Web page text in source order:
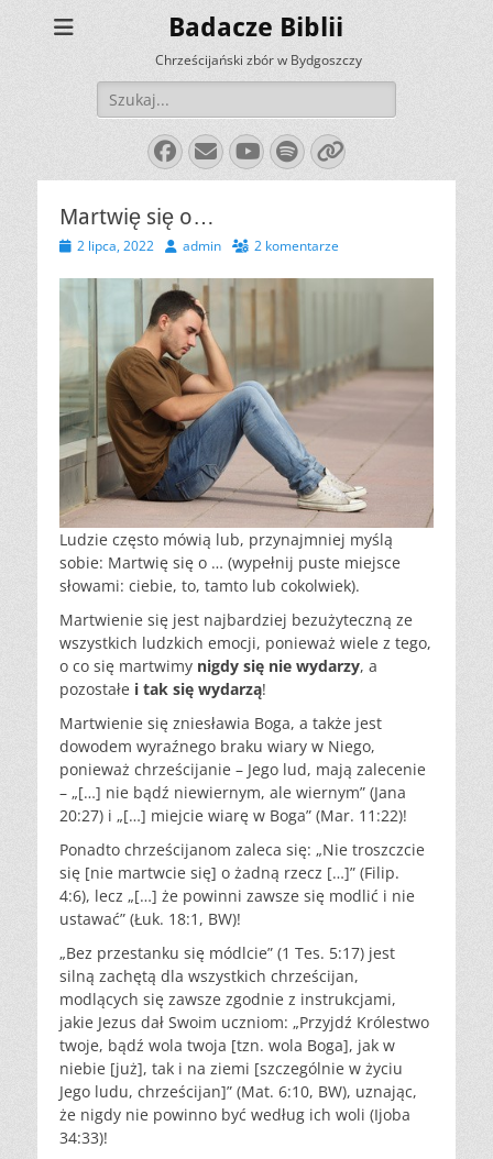
Badacze Biblii
Chrześcijański zbór w Bydgoszczy
Szukaj:
Facebook
E-
mail
YouTube
Spotify
Link
Martwię się o…
Opublikowano
2 lipca, 2022 Autoradmin 2 komentarze
Ludzie często mówią lub, przynajmniej myślą
sobie: Martwię się o … (wypełnij puste miejsce
słowami: ciebie, to, tamto lub cokolwiek).
Martwienie się jest najbardziej bezużyteczną ze
wszystkich ludzkich emocji, ponieważ wiele z tego,
o co się martwimy nigdy się nie wydarzy, a
pozostałe i tak się wydarzą!
Martwienie się zniesławia Boga, a także jest
dowodem wyraźnego braku wiary w Niego,
ponieważ chrześcijanie – Jego lud, mają zalecenie
– „[…] nie bądź niewiernym, ale wiernym” (Jana
20:27) i „[…] miejcie wiarę w Boga” (Mar. 11:22)!
Ponadto chrześcijanom zaleca się: „Nie troszczcie
się [nie martwcie się] o żadną rzecz […]” (Filip.
4:6), lecz „[…] że powinni zawsze się modlić i nie
ustawać” (Łuk. 18:1, BW)!
„Bez przestanku się módlcie” (1 Tes. 5:17) jest
silną zachętą dla wszystkich chrześcijan,
modlących się zawsze zgodnie z instrukcjami,
jakie Jezus dał Swoim uczniom: „Przyjdź Królestwo
twoje, bądź wola twoja [tzn. wola Boga], jak w
niebie [już], tak i na ziemi [szczególnie w życiu
Jego ludu, chrześcijan]” (Mat. 6:10, BW), uznając,
że nigdy nie powinno być według ich woli (Ijoba
34:33)!